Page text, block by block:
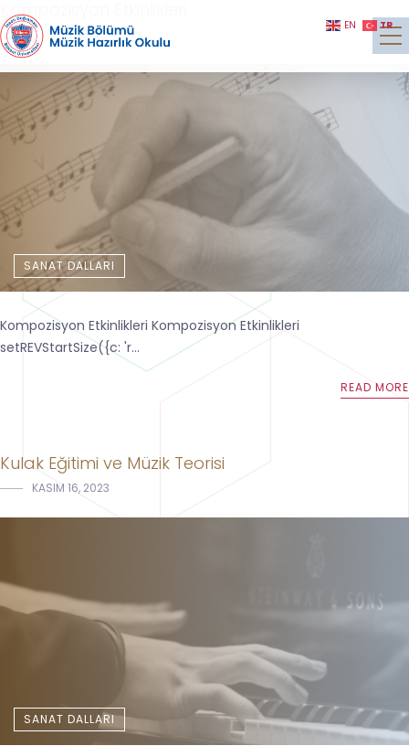
Kompozisyon Etkinlikleri
ŞUBAT 2, 2025
SANAT DALLARI
Kompozisyon Etkinlikleri Kompozisyon Etkinlikleri
setREVStartSize({c: 'r...
READ MORE
Kulak Eğitimi ve Müzik Teorisi
KASIM 16, 2023
SANAT DALLARI
EN TR